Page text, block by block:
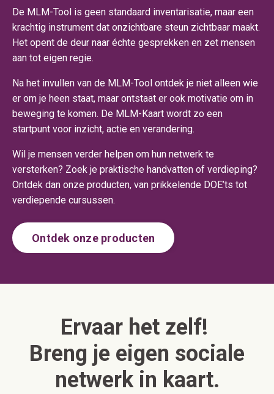
De MLM-Tool is geen standaard inventarisatie, maar een
krachtig instrument dat onzichtbare steun zichtbaar maakt.
Het opent de deur naar échte gesprekken en zet mensen
aan tot eigen regie.
Na het invullen van de MLM-Tool ontdek je niet alleen wie
er om je heen staat, maar ontstaat er ook motivatie om in
beweging te komen. De MLM-Kaart wordt zo een
startpunt voor inzicht, actie en verandering.
Wil je mensen verder helpen om hun netwerk te
versterken? Zoek je praktische handvatten of verdieping?
Ontdek dan onze producten, van prikkelende DOE’ts tot
verdiepende cursussen.
Ontdek onze producten
Ervaar het zelf!
Breng je eigen sociale
netwerk in kaart.